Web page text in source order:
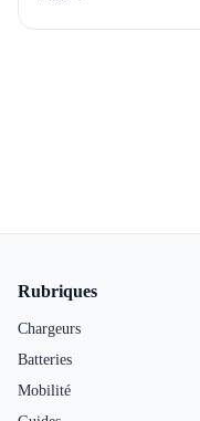
Rubriques
Chargeurs
Batteries
Mobilité